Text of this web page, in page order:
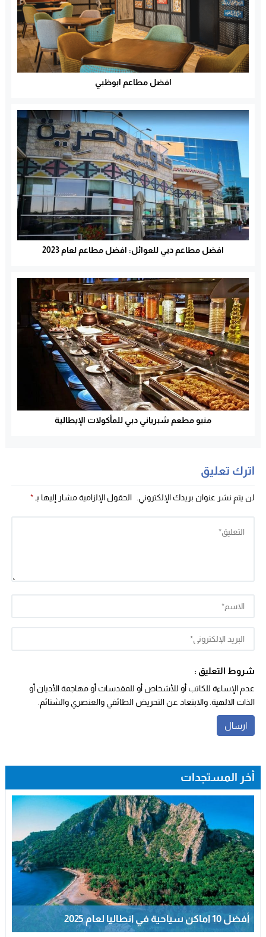
افضل مطاعم ابوظبي
افضل مطاعم دبي للعوائل: افضل مطاعم لعام 2023
منيو مطعم شبرياني دبي للمأكولات الإيطالية
اترك تعليق
لن يتم نشر عنوان بريدك الإلكتروني. الحقول الإلزامية مشار إليها بـ*
شروط التعليق :
عدم الإساءة للكاتب أو للأشخاص أو للمقدسات أو مهاجمة الأديان أو
الذات الالهية. والابتعاد عن التحريض الطائفي والعنصري والشتائم.
أخر المستجدات
أفضل 10 اماكن سياحية في انطاليا لعام 2025